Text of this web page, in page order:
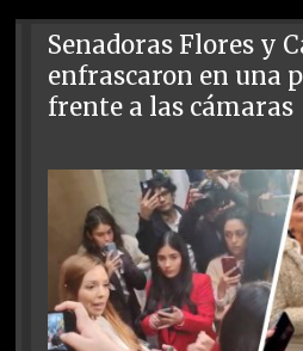
Senadoras Flores y
enfrascaron en una
frente a las cámaras